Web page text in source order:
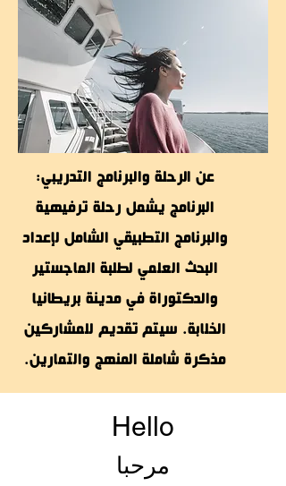
عن الرحلة والبرنامج التدريبي:
البرنامج يشمل رحلة ترفيهية
والبرنامج التطبيقي الشامل لإعداد
البحث العلمي لطلبة الماجستير
والدكتوراة في مدينة بريطانيا
الخلابة. سيتم تقديم للمشاركين
مذكرة شاملة المنهج والتمارين.
Hello
مرحبا